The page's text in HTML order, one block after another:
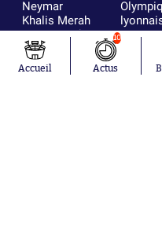
Neymar
Khalis Merah
Loïs Openda
Moussa
Niakhaté
FIFA
Real
RC
AC Milan
Accueil
10
Actus